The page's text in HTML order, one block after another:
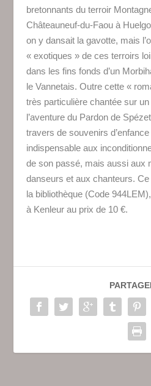
bretonnants du terroir
Châteauneuf-du-Faou à
on y dansait la gavotte, mais
« exotiques » de ces terroirs
dans les fins fonds d’un
le Vannetais. Outre cette «
très particulière chantée sur un
l’aventure du Pardon de
travers de souvenirs
indispensable aux
de son passé, mais aussi aux
danseurs et aux chanteurs.
la bibliothèque (Code
à Kenleur au prix de 10 €.